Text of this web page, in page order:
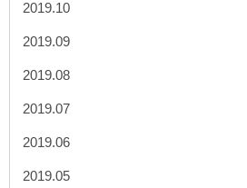
2019.10
2019.09
2019.08
2019.07
2019.06
2019.05